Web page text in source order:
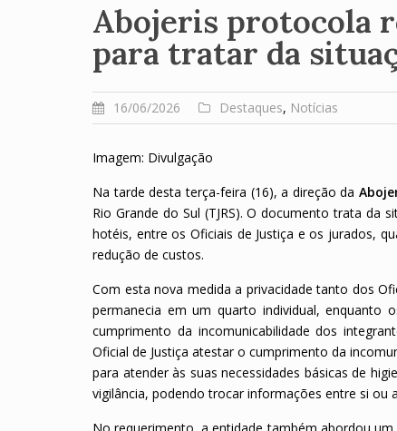
Abojeris protocola
para tratar da
16/06/2026 Destaques, Notícias
Imagem: Divulgação
Na tarde desta terça-feira (16), a direção da
Rio Grande do Sul (TJRS). O documento trata da
hotéis, entre os Oficiais de Justiça e os jurados,
redução de custos.
Com esta nova medida a privacidade tanto dos
permanecia em um quarto individual, enquanto
cumprimento da incomunicabilidade dos
Oficial de Justiça atestar o cumprimento da
para atender às suas necessidades básicas de
vigilância, podendo trocar informações entre si